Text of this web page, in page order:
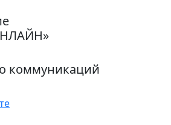
коммуникаций